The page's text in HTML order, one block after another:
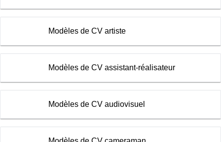
Modèles de CV artiste
Modèles de CV assistant-réalisateur
Modèles de CV audiovisuel